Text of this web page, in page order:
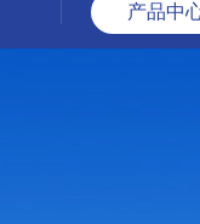
产品中